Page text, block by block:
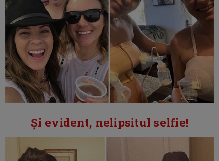
Și evident, nelipsitul selfie!